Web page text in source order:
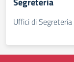
Uffici di Segreteria